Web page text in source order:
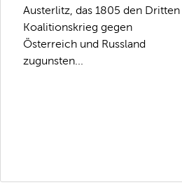
Austerlitz, das 1805 den Dritten
Koalitionskrieg gegen
Österreich und Russland
zugunsten...